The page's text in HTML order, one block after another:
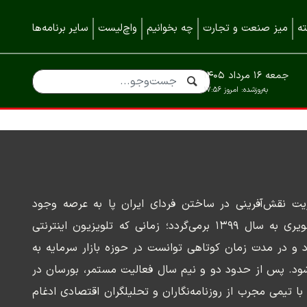
میز صنعت و تجارت چه بخوانیم واچ‌لیست سایر برنامه‌ها
به‌روزشده: امروز ۱۷:۵۶
جمعه ۱۶ مرداد ۱۴۰۵
نقش‌آفرینی در ساختن فردای ایران پا به عرصه وجود
می‌گذارد. سابقه این رسانه تصویری به سال ۱۳۹۹ برمی‌گردد؛ زمانی که تلویزیون اینترنتی
و در مدت زمان کوتاهی توانست در حوزه بازار سرمایه به
پس از حدود دو و نیم سال فعالیت مستمر، بورسان در
با تیمی مجرب از روزنامه‌نگاران و تحلیلگران اقتصادی ادغام